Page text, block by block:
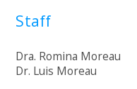
Staff
Dra. Romina Moreau
Dr. Luis Moreau